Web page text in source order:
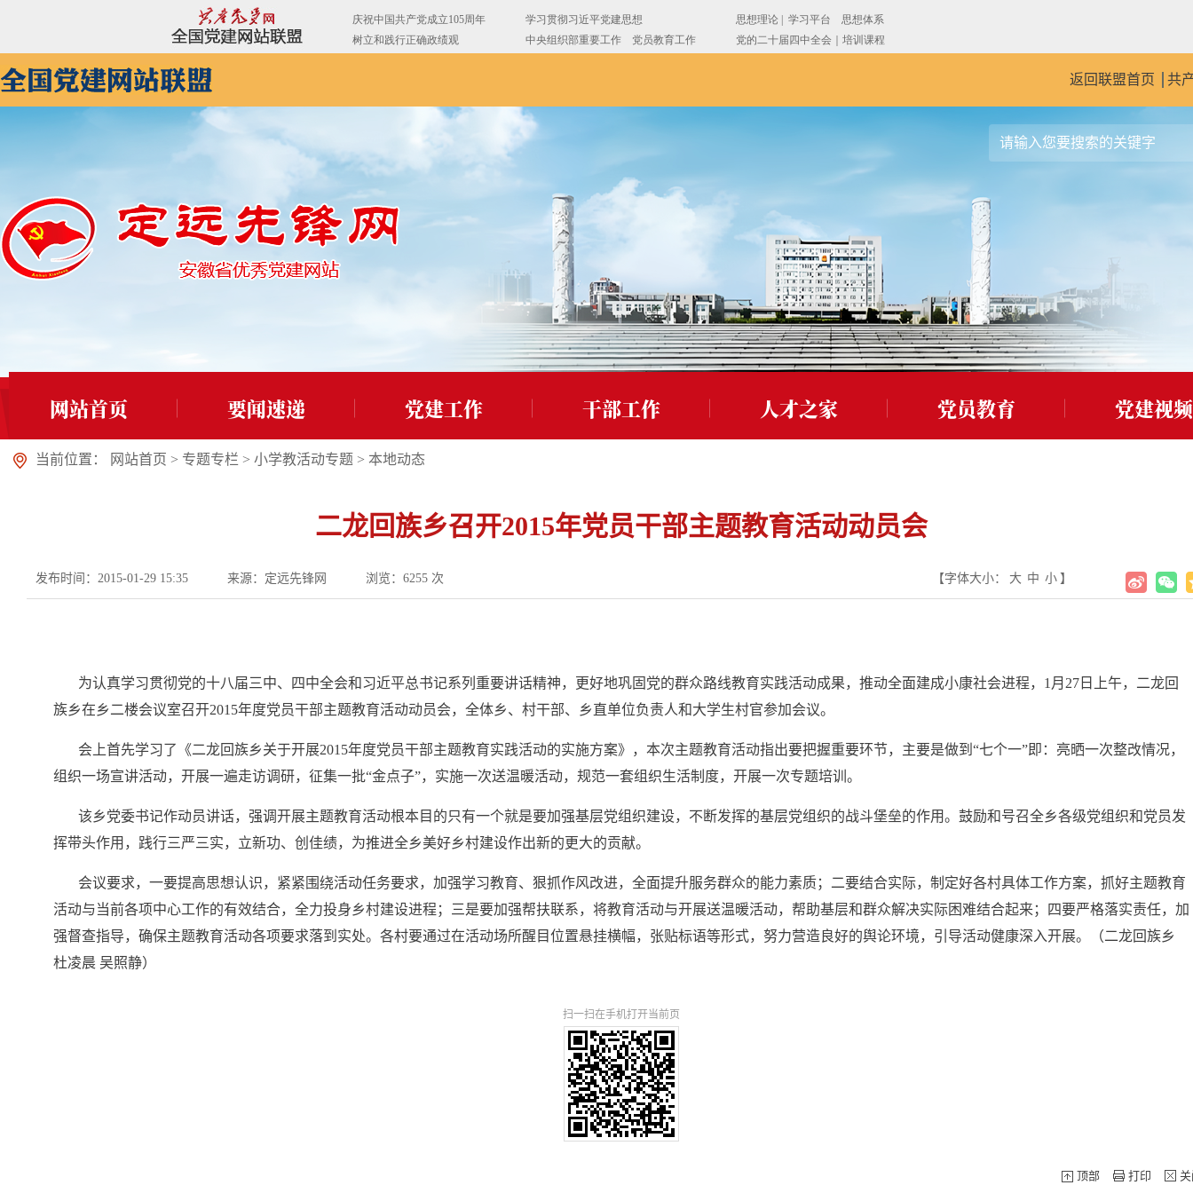
返回联盟首页 共
网站首页 要闻速递 党建工作 干部工作 人才之家 党员教育 党建视频
当前位置： 网站首页 > 专题专栏 > 小学教活动专题 > 本地动态
二龙回族乡召开2015年党员干部主题教育活动动员会
发布时间：2015-01-29 15:35 来源：定远先锋网 浏览： 6255 次 【字体大小： 大 中 小 】
为认真学习贯彻党的十八届三中、四中全会和习近平总书记系列重要讲话精神，更好地巩固党的群众路线教育实践活动成果，推动全面建成小康社会进程，1月27日上午，二龙回
族乡在乡二楼会议室召开2015年度党员干部主题教育活动动员会，全体乡、村干部、乡直单位负责人和大学生村官参加会议。
会上首先学习了《二龙回族乡关于开展2015年度党员干部主题教育实践活动的实施方案》，本次主题教育活动指出要把握重要环节，主要是做到“七个一”即：亮晒一次整改情况，
组织一场宣讲活动，开展一遍走访调研，征集一批“金点子”，实施一次送温暖活动，规范一套组织生活制度，开展一次专题培训。
该乡党委书记作动员讲话，强调开展主题教育活动根本目的只有一个就是要加强基层党组织建设，不断发挥的基层党组织的战斗堡垒的作用。鼓励和号召全乡各级党组织和党员发
挥带头作用，践行三严三实，立新功、创佳绩，为推进全乡美好乡村建设作出新的更大的贡献。
会议要求，一要提高思想认识，紧紧围绕活动任务要求，加强学习教育、狠抓作风改进，全面提升服务群众的能力素质；二要结合实际，制定好各村具体工作方案，抓好主题教育
活动与当前各项中心工作的有效结合，全力投身乡村建设进程；三是要加强帮扶联系，将教育活动与开展送温暖活动，帮助基层和群众解决实际困难结合起来；四要严格落实责任，加
强督查指导，确保主题教育活动各项要求落到实处。各村要通过在活动场所醒目位置悬挂横幅，张贴标语等形式，努力营造良好的舆论环境，引导活动健康深入开展。（二龙回族乡
杜凌晨 吴照静）
扫一扫在手机打开当前页
顶部 打印